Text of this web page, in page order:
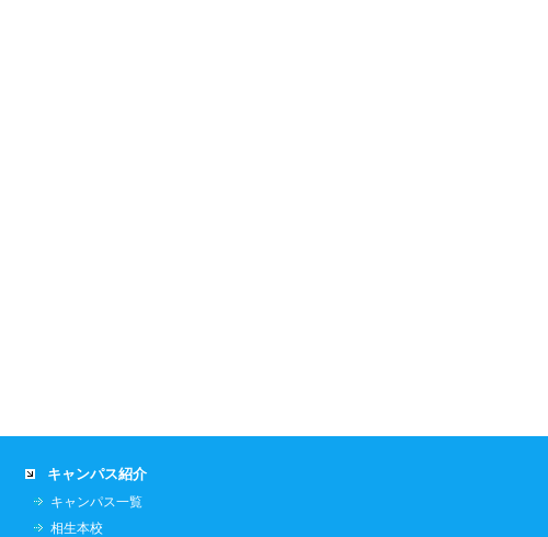
キャンパス紹介
キャンパス一覧
相生本校